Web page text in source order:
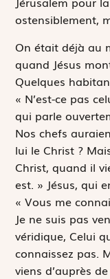
ostensiblement,
On était déjà au
quand Jésus
Quelques
« N’est-ce pas
qui parle
Nos chefs
lui le Christ ?
Christ, quand il
est. » Jésus, qui
« Vous me
Je ne suis pas
véridique, Celui
connaissez pas.
viens d’auprès